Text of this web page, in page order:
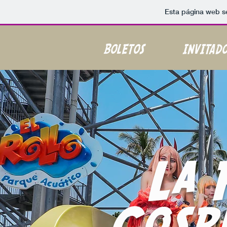
Esta página web
BOLETOS
La